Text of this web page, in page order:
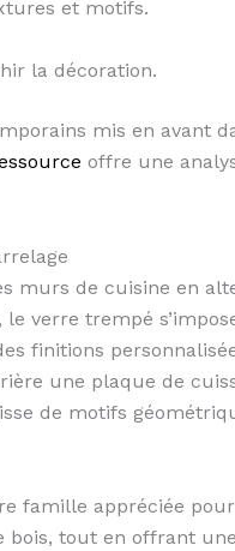
et motifs.
la décoration.
mis en avant
offre une
murs de cuisine en
verre trempé
finitions
une plaque de
de motifs
famille appréciée
tout en offrant